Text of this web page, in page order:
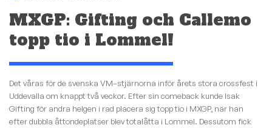
MXGP: Gifting och Callemo
topp tio i Lommel!
Det våras för de svenska VM–stjärnorna inför årets stora crossfest i
Uddevalla om knappt två veckor. Efter sin comeback kunde Isak
Gifting för andra helgen i rad placera sig topp tio i MXGP, när han
efter dubbla åttondeplatser blev totalåtta i Lommel. Dessutom fick